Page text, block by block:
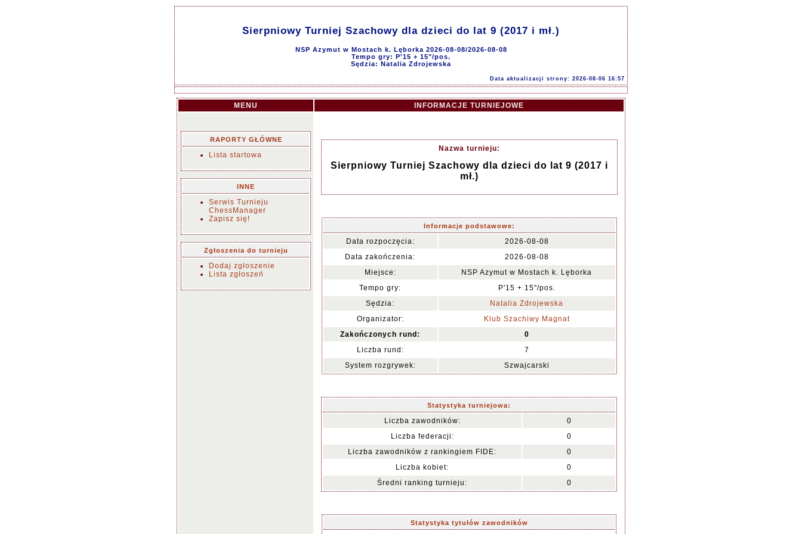
Sierpniowy Turniej Szachowy dla dzieci do lat 9 (2017 i mł.)
NSP Azymut w Mostach k. Lęborka 2026-08-08/2026-08-08
Tempo gry: P'15 + 15"/pos.
Sędzia: Natalia Zdrojewska
Data aktualizacji strony: 2026-08-06 16:57
MENU INFORMACJE TURNIEJOWE
RAPORTY GŁÓWNE
Lista startowa
INNE
Serwis Turnieju
ChessManager
Zapisz się!
Zgłoszenia do turnieju
Dodaj zgłoszenie
Lista zgłoszeń
Nazwa turnieju:
Sierpniowy Turniej Szachowy dla dzieci do lat 9 (2017 i
mł.)
Informacje podstawowe:
Data rozpoczęcia:
2026-08-08
Data zakończenia:
2026-08-08
Miejsce:
NSP Azymut w Mostach k. Lęborka
Tempo gry:
P'15 + 15"/pos.
Sędzia:
Natalia Zdrojewska
Organizator:
Klub Szachiwy Magnat
Zakończonych rund:
0
Liczba rund:
7
System rozgrywek:
Szwajcarski
Statystyka turniejowa:
Liczba zawodników:
0
Liczba federacji:
0
Liczba zawodników z rankingiem FIDE:
0
Liczba kobiet:
0
Średni ranking turnieju:
0
Statystyka tytułów zawodników